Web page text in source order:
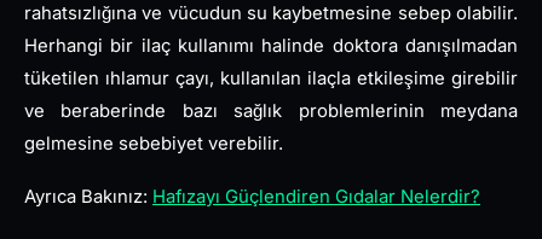
rahatsızlığına ve vücudun su kaybetmesine sebep olabilir.
Herhangi bir ilaç kullanımı halinde doktora danışılmadan
tüketilen ıhlamur çayı, kullanılan ilaçla etkileşime girebilir
ve beraberinde bazı sağlık problemlerinin meydana
gelmesine sebebiyet verebilir.
Ayrıca Bakınız: Hafızayı Güçlendiren Gıdalar Nelerdir?